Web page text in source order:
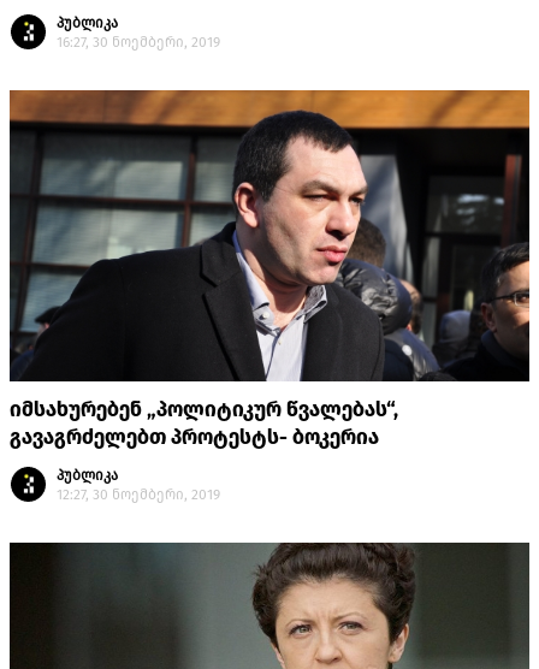
პუბლიკა
16:27, 30 ნოემბერი, 2019
იმსახურებენ „პოლიტიკურ წვალებას“,
გავაგრძელებთ პროტესტს- ბოკერია
პუბლიკა
12:27, 30 ნოემბერი, 2019